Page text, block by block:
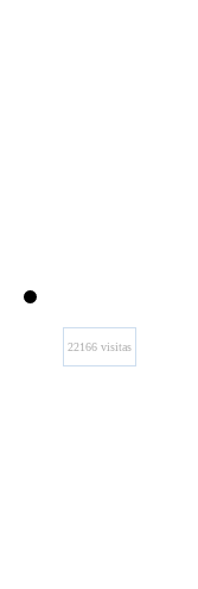
22166 visitas